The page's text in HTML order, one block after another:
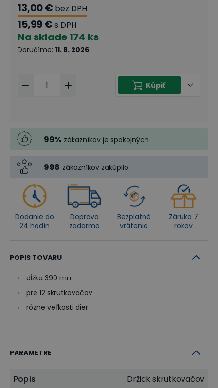
13,00 € bez DPH
15,99 € s DPH
Na sklade174 ks
Doručíme: 11. 8. 2026
Kúpiť
99% zákazníkov je spokojných
998 zákazníkov zakúpilo
Dodanie do
24 hodín
Doprava
zadarmo
Bezplatné
vrátenie
Záruka 7
rokov
POPIS TOVARU
dĺžka 390 mm
pre 12 skrutkovačov
rôzne veľkosti dier
PARAMETRE
Popis
Držiak skrutkovačov